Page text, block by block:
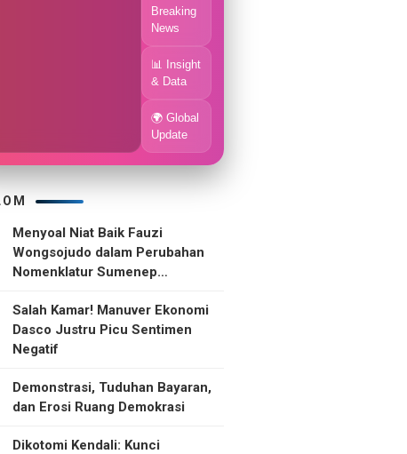
Breaking
News
📊 Insight
& Data
🌍 Global
Update
Menyoal Niat Baik Fauzi
Wongsojudo dalam Perubahan
Nomenklatur Sumenep
Salah Kamar! Manuver Ekonomi
Dasco Justru Picu Sentimen
Negatif
Demonstrasi, Tuduhan Bayaran,
dan Erosi Ruang Demokrasi
Dikotomi Kendali: Kunci